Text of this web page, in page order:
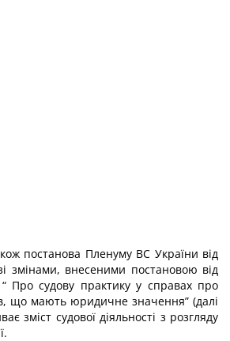
постанова Пленуму ВС України від
змінами, внесеними постановою від
Про судову практику у справах про
що мають юридичне значення” (далі
зміст судової діяльності з розгляду